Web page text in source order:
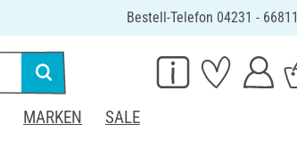
Bestell-Telefon 04231 - 66811
MARKEN SALE